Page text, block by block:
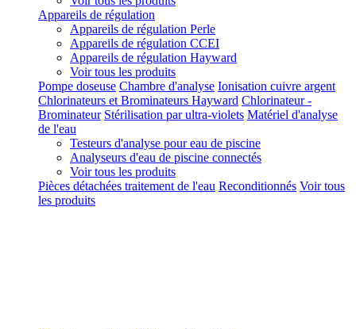
Appareils de régulation
Appareils de régulation Perle
Appareils de régulation CCEI
Appareils de régulation Hayward
Voir tous les produits
Pompe doseuse Chambre d'analyse Ionisation cuivre argent
Chlorinateurs et Brominateurs Hayward Chlorinateur -
Brominateur Stérilisation par ultra-violets Matériel d'analyse
de l'eau
Testeurs d'analyse pour eau de piscine
Analyseurs d'eau de piscine connectés
Voir tous les produits
Pièces détachées traitement de l'eau Reconditionnés Voir tous
les produits